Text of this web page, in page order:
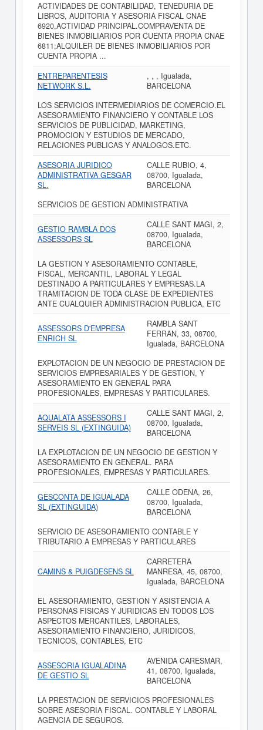
ACTIVIDADES DE CONTABILIDAD, TENEDURIA DE
LIBROS, AUDITORIA Y ASESORIA FISCAL CNAE
6920,ACTIVIDAD PRINCIPAL.COMPRAVENTA DE
BIENES INMOBILIARIOS POR CUENTA PROPIA CNAE
6811;ALQUILER DE BIENES INMOBILIARIOS POR
CUENTA PROPIA ...
ENTREPARENTESIS
NETWORK S.L.
, , , Igualada,
BARCELONA
LOS SERVICIOS INTERMEDIARIOS DE COMERCIO.EL
ASESORAMIENTO FINANCIERO Y CONTABLE LOS
SERVICIOS DE PUBLICIDAD, MARKETING,
PROMOCION Y ESTUDIOS DE MERCADO,
RELACIONES PUBLICAS Y ANALOGOS.ETC.
ASESORIA JURIDICO
ADMINISTRATIVA GESGAR
SL.
CALLE RUBIO, 4,
08700, Igualada,
BARCELONA
SERVICIOS DE GESTION ADMINISTRATIVA
GESTIO RAMBLA DOS
ASSESSORS SL
CALLE SANT MAGI, 2,
08700, Igualada,
BARCELONA
LA GESTION Y ASESORAMIENTO CONTABLE,
FISCAL, MERCANTIL, LABORAL Y LEGAL
DESTINADO A PARTICULARES Y EMPRESAS.LA
TRAMITACION DE TODA CLASE DE EXPEDIENTES
ANTE CUALQUIER ADMINISTRACION PUBLICA, ETC
ASSESSORS D'EMPRESA
ENRICH SL
RAMBLA SANT
FERRAN, 33, 08700,
Igualada, BARCELONA
EXPLOTACION DE UN NEGOCIO DE PRESTACION DE
SERVICIOS EMPRESARIALES Y DE GESTION, Y
ASESORAMIENTO EN GENERAL PARA
PROFESIONALES, EMPRESAS Y PARTICULARES.
AQUALATA ASSESSORS I
SERVEIS SL (EXTINGUIDA)
CALLE SANT MAGI, 2,
08700, Igualada,
BARCELONA
LA EXPLOTACION DE UN NEGOCIO DE GESTION Y
ASESORAMIENTO EN GENERAL. PARA
PROFESIONALES, EMPRESAS Y PARTICULARES.
GESCONTA DE IGUALADA
SL (EXTINGUIDA)
CALLE ODENA, 26,
08700, Igualada,
BARCELONA
SERVICIO DE ASESORAMIENTO CONTABLE Y
TRIBUTARIO A EMPRESAS Y PARTICULARES
CAMINS & PUIGDESENS SL
CARRETERA
MANRESA, 45, 08700,
Igualada, BARCELONA
EL ASESORAMIENTO, GESTION Y ASISTENCIA A
PERSONAS FISICAS Y JURIDICAS EN TODOS LOS
ASPECTOS MERCANTILES, LABORALES,
ASESORAMIENTO FINANCIERO, JURIDICOS,
TECNICOS, CONTABLES, ETC
ASSESORIA IGUALADINA
DE GESTIO SL
AVENIDA CARESMAR,
41, 08700, Igualada,
BARCELONA
LA PRESTACION DE SERVICIOS PROFESIONALES
SOBRE ASESORIA FISCAL. CONTABLE Y LABORAL
AGENCIA DE SEGUROS.